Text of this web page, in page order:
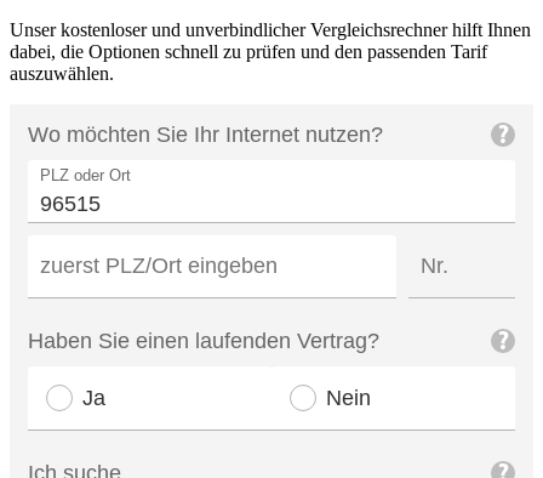
Unser kostenloser und unverbindlicher Vergleichsrechner hilft Ihnen
dabei, die Optionen schnell zu prüfen und den passenden Tarif
auszuwählen.